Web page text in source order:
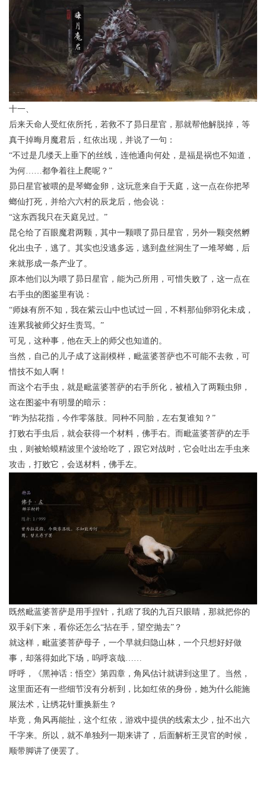
十一、
后来天命人受红依所托，若救不了昴日星官，那就帮他解脱掉，等
真干掉晦月魔君后，红依出现，并说了一句：
“不过是几缕天上垂下的丝线，连他通向何处，是福是祸也不知道，
为何……都争着往上爬呢？”
昴日星官被喂的是琴螂金卵，这玩意来自于天庭，这一点在你把琴
螂仙打死，并给六六村的辰龙后，他会说：
“这东西我只在天庭见过。”
昆仑给了百眼魔君两颗，其中一颗喂了昴日星官，另外一颗突然孵
化出虫子，逃了。其实也没逃多远，逃到盘丝洞生了一堆琴螂，后
来就形成一条产业了。
原本他们以为喂了昴日星官，能为己所用，可惜失败了，这一点在
右手虫的图鉴里有说：
“师妹有所不知，我在紫云山中也试过一回，不料那仙卵羽化未成，
连累我被师父好生责骂。”
可见，这种事，他在天上的师父也知道的。
当然，自己的儿子成了这副模样，毗蓝婆菩萨也不可能不去救，可
惜技不如人啊！
而这个右手虫，就是毗蓝婆菩萨的右手所化，被植入了两颗虫卵，
这在图鉴中有明显的暗示：
“昨为拈花指，今作零落肢。同种不同胎，左右复谁知？”
打败右手虫后，就会获得一个材料，佛手右。而毗蓝婆菩萨的左手
虫，则被蛤蟆精波里个波给吃了，跟它对战时，它会吐出左手虫来
攻击，打败它，会送材料，佛手左。
既然毗蓝婆菩萨是用手捏针，扎瞎了我的九百只眼睛，那就把你的
双手剁下来，看你还怎么“拈在手，望空抛去”？
就这样，毗蓝婆菩萨母子，一个早就归隐山林，一个只想好好做
事，却落得如此下场，呜呼哀哉……
呼呼，《黑神话：悟空》第四章，角风估计就讲到这里了。当然，
这里面还有一些细节没有分析到，比如红依的身份，她为什么能施
展法术，让绣花针重换新生？
毕竟，角风再能扯，这个红依，游戏中提供的线索太少，扯不出六
千字来。所以，就不单独列一期来讲了，后面解析王灵官的时候，
顺带脚讲了便罢了。